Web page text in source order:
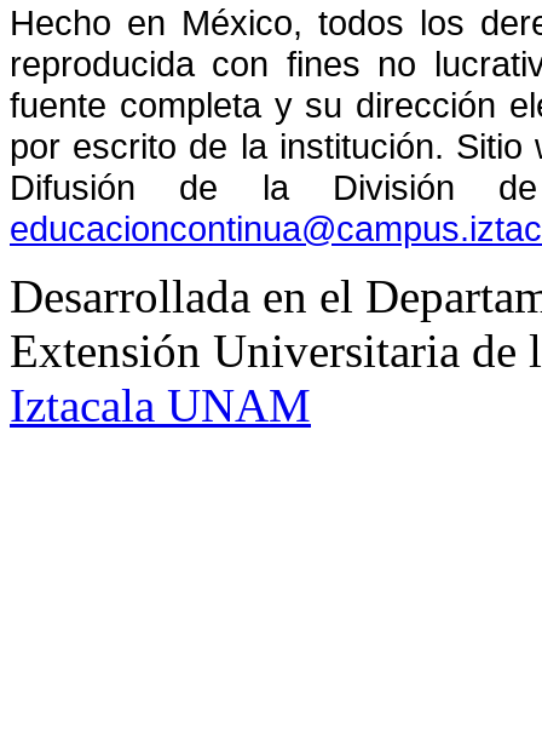
Hecho en México, todos los
reproducida con fines no
fuente completa y su dirección
por escrito de la institución.
Difusión de la División
Desarrollada en el
Extensión Universitaria
Iztacala UNAM